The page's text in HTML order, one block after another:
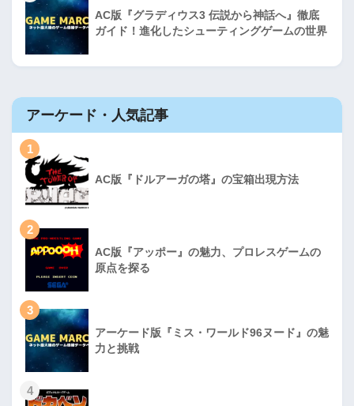
AC版『グラディウス3 伝説から神話へ』徹底
ガイド！進化したシューティングゲームの世界
アーケード・人気記事
1
AC版『ドルアーガの塔』の宝箱出現方法
2
AC版『アッポー』の魅力、プロレスゲームの
原点を探る
3
アーケード版『ミス・ワールド96ヌード』の魅
力と挑戦
4